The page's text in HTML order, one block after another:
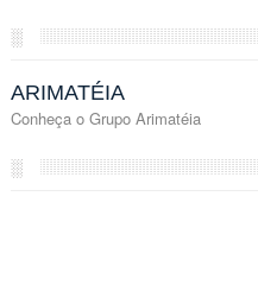
░
ARIMATÉIA
Conheça o Grupo Arimatéia
░